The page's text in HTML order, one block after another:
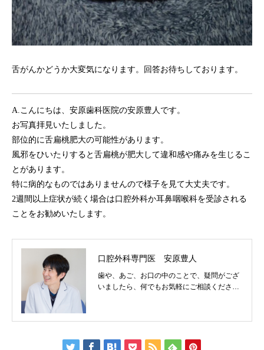
舌がんかどうか大変気になります。回答お待ちしております。
A.こんにちは、安原歯科医院の安原豊人です。
お写真拝見いたしました。
部位的に舌扁桃肥大の可能性があります。
風邪をひいたりすると舌扁桃が肥大して違和感や痛みを生じるこ
とがあります。
特に病的なものではありませんので様子を見て大丈夫です。
2週間以上症状が続く場合は口腔外科か耳鼻咽喉科を受診される
ことをお勧めいたします。
口腔外科専門医 安原豊人
歯や、あご、お口の中のことで、疑問がござ
いましたら、何でもお気軽にご相談くださ